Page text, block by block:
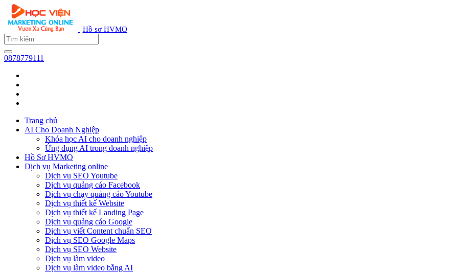
Hồ sơ HVMO
0878779111
Trang chủ
AI Cho Doanh Nghiệp
Khóa học AI cho doanh nghiệp
Ứng dụng AI trong doanh nghiệp
Hồ Sơ HVMO
Dịch vụ Marketing online
Dịch vụ SEO Youtube
Dịch vụ quảng cáo Facebook
Dịch vụ chạy quảng cáo Youtube
Dịch vụ thiết kế Website
Dịch vụ thiết kế Landing Page
Dịch vụ quảng cáo Google
Dịch vụ viết Content chuẩn SEO
Dịch vụ SEO Google Maps
Dịch vụ SEO Website
Dịch vụ làm video
Dịch vụ làm video bằng AI